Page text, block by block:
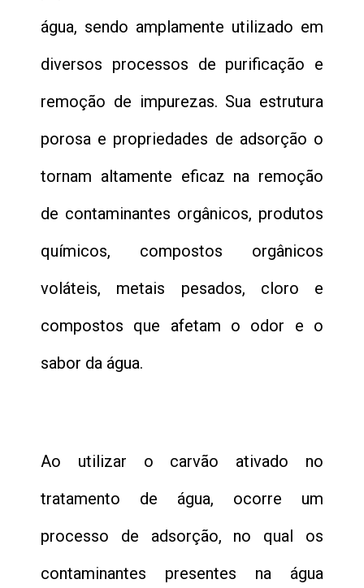
água, sendo amplamente utilizado em
diversos processos de purificação e
remoção de impurezas. Sua estrutura
porosa e propriedades de adsorção o
tornam altamente eficaz na remoção
de contaminantes orgânicos, produtos
químicos, compostos orgânicos
voláteis, metais pesados, cloro e
compostos que afetam o odor e o
sabor da água.
Ao utilizar o carvão ativado no
tratamento de água, ocorre um
processo de adsorção, no qual os
contaminantes presentes na água